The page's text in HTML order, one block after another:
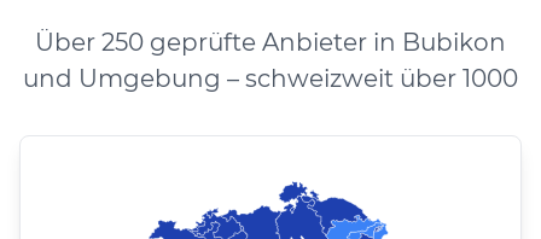
Über 250 geprüfte Anbieter in Bubikon
und Umgebung – schweizweit über 1000